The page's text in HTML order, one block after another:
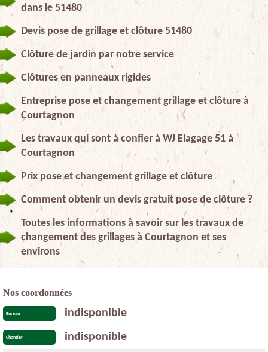
dans le 51480
Devis pose de grillage et clôture 51480
Clôture de jardin par notre service
Clôtures en panneaux rigides
Entreprise pose et changement grillage et clôture à
Courtagnon
Les travaux qui sont à confier à WJ Elagage 51 à
Courtagnon
Prix pose et changement grillage et clôture
Comment obtenir un devis gratuit pose de clôture ?
Toutes les informations à savoir sur les travaux de
changement des grillages à Courtagnon et ses
environs
Nos coordonnées
Bureau indisponible
Chantier indisponible